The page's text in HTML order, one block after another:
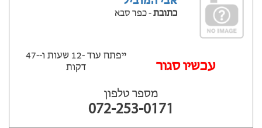
כתובת- כפר סבא
‫עכשיו סגור
ייפתח עוד -12 שעות ‫ו--47
דקות
מספר טלפון
072-253-0171